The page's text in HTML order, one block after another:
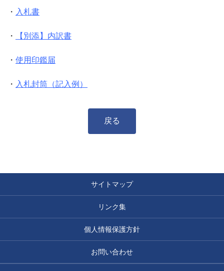
・ 入札書
・ 【別添】内訳書
・ 使用印鑑届
・ 入札封筒（記入例）
戻る
サイトマップ
リンク集
個人情報保護方針
お問い合わせ